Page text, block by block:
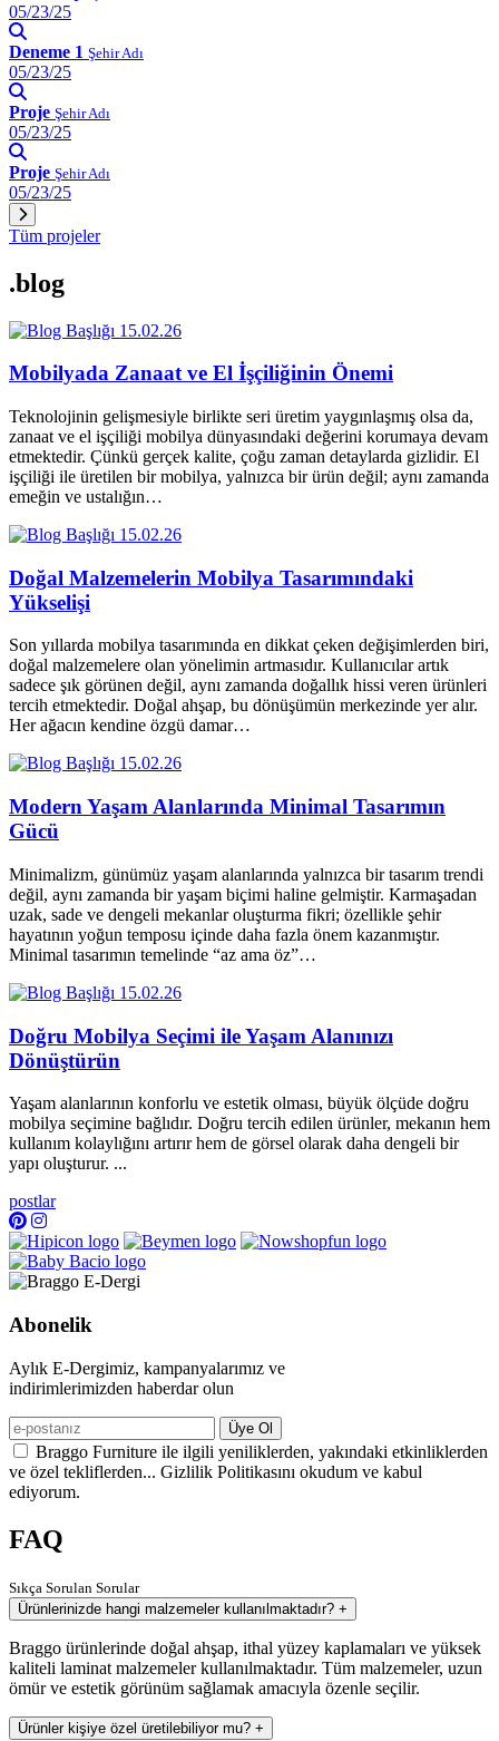
05/23/25
Deneme 1 Şehir Adı
05/23/25
Proje Şehir Adı
05/23/25
Proje Şehir Adı
05/23/25
Tüm projeler
.blog
15.02.26
Mobilyada Zanaat ve El İşçiliğinin Önemi
Teknolojinin gelişmesiyle birlikte seri üretim yaygınlaşmış olsa da,
zanaat ve el işçiliği mobilya dünyasındaki değerini korumaya devam
etmektedir. Çünkü gerçek kalite, çoğu zaman detaylarda gizlidir. El
işçiliği ile üretilen bir mobilya, yalnızca bir ürün değil; aynı zamanda
emeğin ve ustalığın…
15.02.26
Doğal Malzemelerin Mobilya Tasarımındaki
Yükselişi
Son yıllarda mobilya tasarımında en dikkat çeken değişimlerden biri,
doğal malzemelere olan yönelimin artmasıdır. Kullanıcılar artık
sadece şık görünen değil, aynı zamanda doğallık hissi veren ürünleri
tercih etmektedir. Doğal ahşap, bu dönüşümün merkezinde yer alır.
Her ağacın kendine özgü damar…
15.02.26
Modern Yaşam Alanlarında Minimal Tasarımın
Gücü
Minimalizm, günümüz yaşam alanlarında yalnızca bir tasarım trendi
değil, aynı zamanda bir yaşam biçimi haline gelmiştir. Karmaşadan
uzak, sade ve dengeli mekanlar oluşturma fikri; özellikle şehir
hayatının yoğun temposu içinde daha fazla önem kazanmıştır.
Minimal tasarımın temelinde “az ama öz”…
15.02.26
Doğru Mobilya Seçimi ile Yaşam Alanınızı
Dönüştürün
Yaşam alanlarının konforlu ve estetik olması, büyük ölçüde doğru
mobilya seçimine bağlıdır. Doğru tercih edilen ürünler, mekanın hem
kullanım kolaylığını artırır hem de görsel olarak daha dengeli bir
yapı oluşturur. ...
postlar
Abonelik
Aylık E-Dergimiz, kampanyalarımız ve
indirimlerimizden haberdar olun
Üye Ol
Braggo Furniture ile ilgili yeniliklerden, yakındaki etkinliklerden
ve özel tekliflerden... Gizlilik Politikasını okudum ve kabul
ediyorum.
FAQ
Sıkça Sorulan Sorular
Ürünlerinizde hangi malzemeler kullanılmaktadır? +
Braggo ürünlerinde doğal ahşap, ithal yüzey kaplamaları ve yüksek
kaliteli laminat malzemeler kullanılmaktadır. Tüm malzemeler, uzun
ömür ve estetik görünüm sağlamak amacıyla özenle seçilir.
Ürünler kişiye özel üretilebiliyor mu? +